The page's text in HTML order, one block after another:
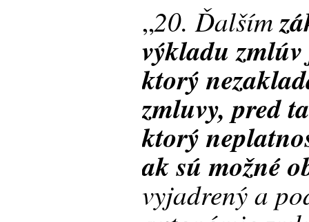
„20. Ďalším
výkladu
ktorý
zmluvy, pred
ktorý
ak sú možné
vyjadrený a